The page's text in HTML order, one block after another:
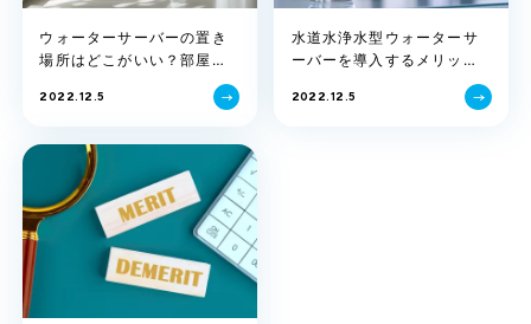
ウォーターサーバーの置き
場所はどこがいい？部屋別
2022.12.5
水道水浄水型ウォーターサ
ーバーを導入するメリッ
ト・デメリットとは？後悔
しない選び方も解説！
2022.12.5